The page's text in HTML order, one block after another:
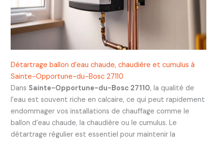
Détartrage ballon d’eau chaude, chaudière et cumulus à
Sainte-Opportune-du-Bosc 27110
Dans Sainte-Opportune-du-Bosc 27110, la qualité de
l’eau est souvent riche en calcaire, ce qui peut rapidement
endommager vos installations de chauffage comme le
ballon d’eau chaude, la chaudière ou le cumulus. Le
détartrage régulier est essentiel pour maintenir la